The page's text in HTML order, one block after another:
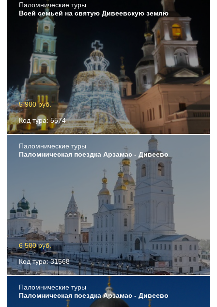
Пaломнические туры
Всей семьей на святую Дивеевскую землю
5 900 руб.
Код тура: 5574
Пaломнические туры
Паломническая поездка Арзамас - Дивеево
6 500 руб.
Код тура: 31568
Пaломнические туры
Паломническая поездка Арзамас - Дивеево